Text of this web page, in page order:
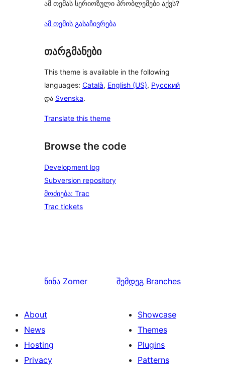
ამ თემას სერიოზული პრობლემები აქვს?
ამ თემის გასაჩივრება
თარგმანები
This theme is available in the following
languages: Català, English (US), Русский
და Svenska.
Translate this theme
Browse the code
Development log
Subversion repository
მოძიება: Trac
Trac tickets
წინა Zomer შემდეგ Branches
About
News
Hosting
Privacy
Showcase
Themes
Plugins
Patterns